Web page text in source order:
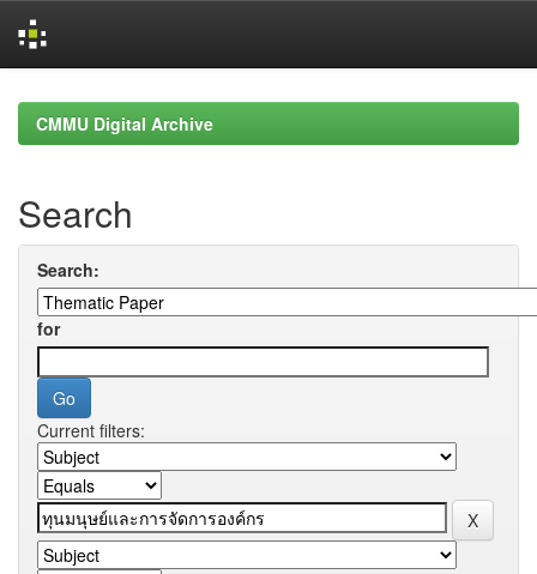
navigationCMMU Digital Archive
Search
Search:
for
Current filters: